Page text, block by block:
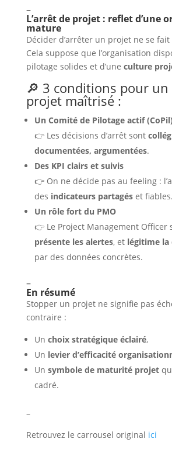
–
L’arrêt de projet : reflet d’une
mature
Décider d’arrêter un projet ne se
Cela suppose que l’organisation
pilotage solides et d’une culture
🔎 3 conditions pour
projet maîtrisé :
Un Comité de Pilotage actif (CoPil)
👉 Les décisions d’arrêt sont
documentées, argumentées.
Des KPI clairs et suivis
👉 On ne décide pas au feeling :
des indicateurs partagéset fiables.
Un rôle fort du PMO
👉 Le Project Management Officer
présente les alertes, et légitime la
par des données concrètes.
–
En résumé
Stopper un projet ne signifie pas
contraire :
Un choix stratégique éclairé,
Un levier d’efficacité
Un symbole de maturité projet
cadré.
–
Retrouvez le carrousel original ici